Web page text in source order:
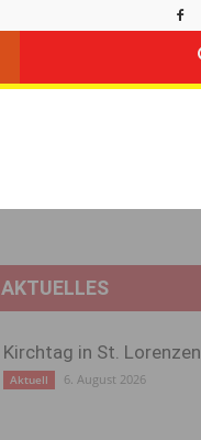
AKTUELLES
Kirchtag in St. Lorenzen
Aktuell 6. August 2026